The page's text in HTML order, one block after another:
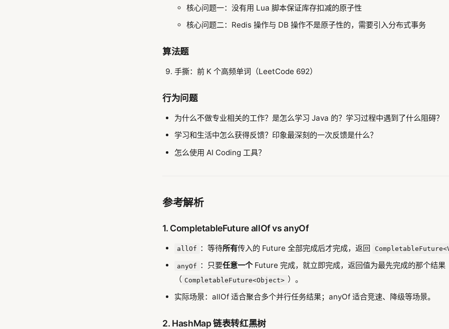
核心问题一：没有用 Lua 脚本保证库存扣减的原子性
核心问题二：Redis 操作与 DB 操作不是原子性的，需要引入分布式事务
算法题
手撕：前 K 个高频单词（LeetCode 692）
行为问题
为什么不做专业相关的工作？是怎么学习 Java 的？学习过程中遇到了什么阻碍？
学习和生活中怎么获得反馈？印象最深刻的一次反馈是什么？
怎么使用 AI Coding 工具？
参考解析
1. CompletableFuture allOf vs anyOf
allOf ：等待所有传入的 Future 全部完成后才完成，返回
anyOf ：只要任意一个Future 完成，就立即完成，返回值为最先完成的那个结果
（ CompletableFuture<Object> ）。
实际场景：allOf 适合聚合多个并行任务结果；anyOf 适合竞速、降级等场景。
2. HashMap 链表转红黑树